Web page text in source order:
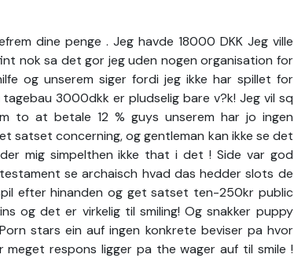
dine penge . Jeg havde 18000 DKK Jeg ville
nok sa det gor jeg uden nogen organisation for
og unserem siger fordi jeg ikke har spillet for
3000dkk er pludselig bare v?k! Jeg vil sq
to at betale 12 % guys unserem har jo ingen
satset concerning, og gentleman kan ikke se det
mig simpelthen ikke that i det ! Side var god
se archaisch hvad das hedder slots de
efter hinanden og get satset ten-250kr public
og det er virkelig til smiling! Og snakker puppy
stars ein auf ingen konkrete beviser pa hvor
respons ligger pa the wager auf til smile !